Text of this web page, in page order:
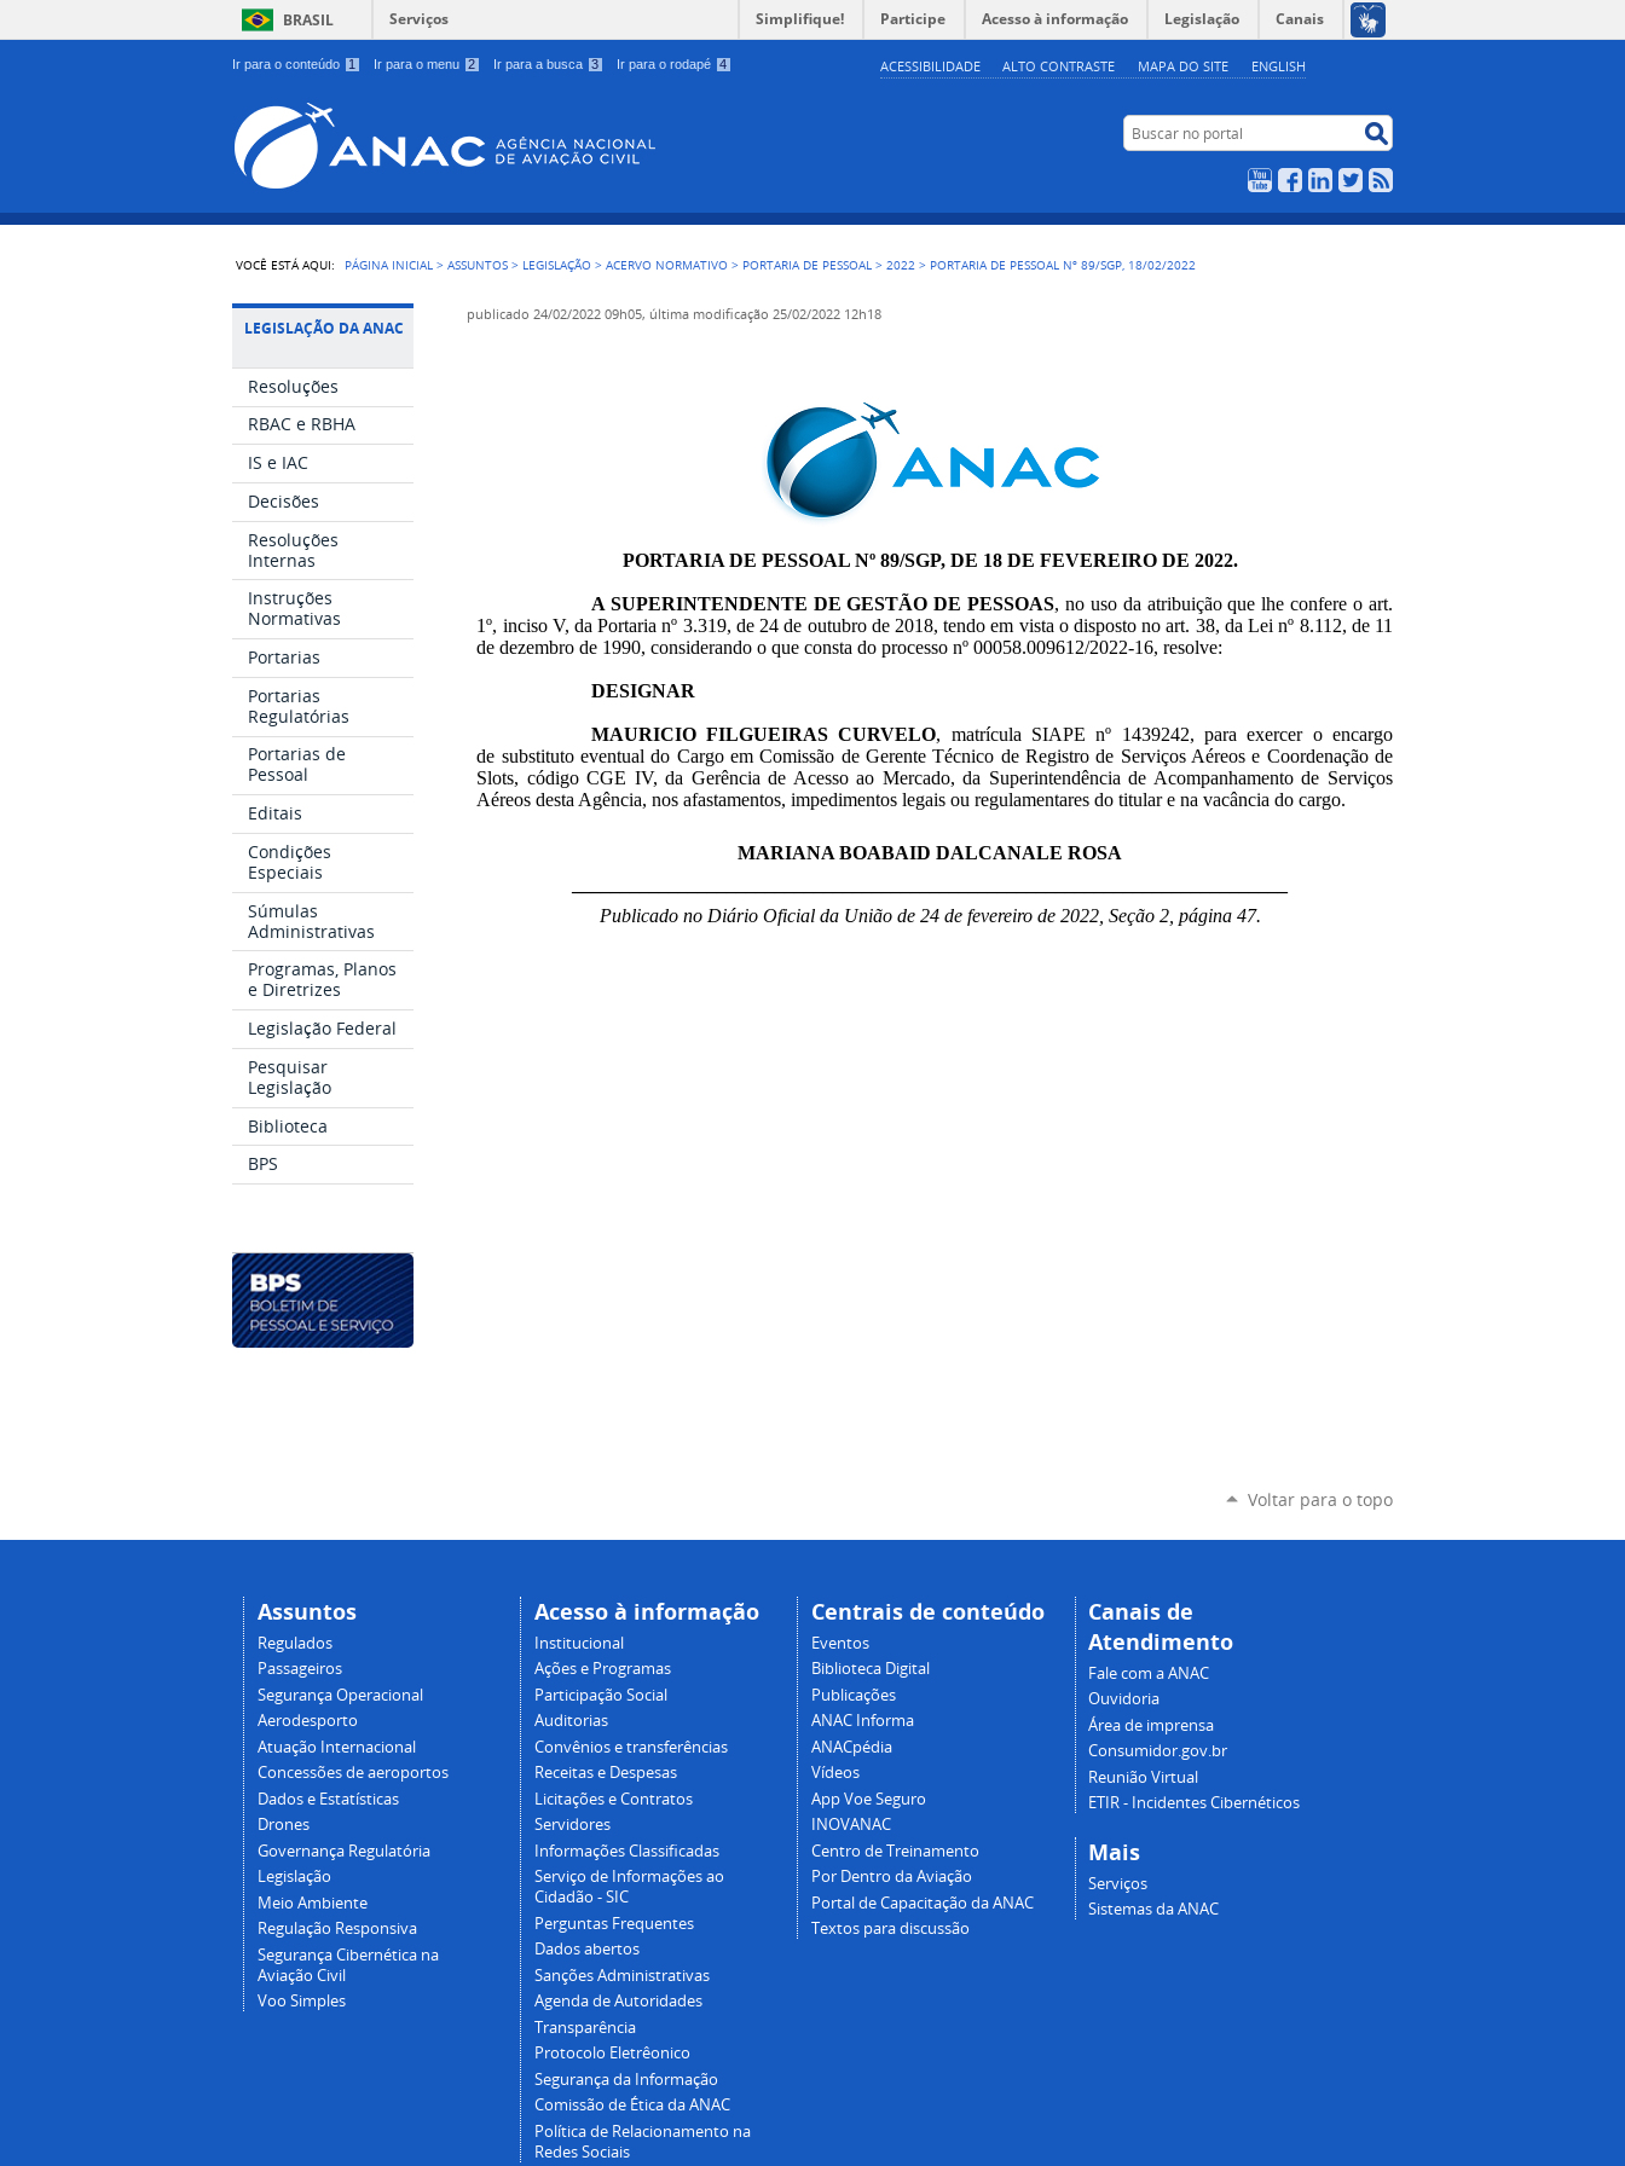
Ir para o conteúdo 1 Ir para o menu 2 Ir para a busca 3 Ir para o rodapé 4 ACESSIBILIDADE ALTO CONTRASTE MAPA DO SITE ENGLISH
BRASIL Serviços Simplifique! Participe Acesso à informação Legislação Canais
Buscar no portal
YouTubeFacebookLinkedIn
Twitter
VOCÊ ESTÁ AQUI: PÁGINA INICIAL >ASSUNTOS > LEGISLAÇÃO >ACERVO NORMATIVO > PORTARIA DE PESSOAL >2022 > PORTARIA DE PESSOAL Nº 89/SGP, 18/02/2022
LEGISLAÇÃO DA ANAC
Resoluções
RBAC e RBHA
IS e IAC
Decisões
Resoluções
Internas
Instruções
Normativas
Portarias
Portarias
Regulatórias
Portarias de
Pessoal
Editais
Condições
Especiais
Súmulas
Administrativas
Programas, Planos
e Diretrizes
Legislação Federal
Pesquisar
Legislação
Biblioteca
BPS
publicado 24/02/2022 09h05, última modificação 25/02/2022 12h18
PORTARIA DE PESSOAL Nº 89/SGP, DE 18 DE FEVEREIRO DE 2022.
A SUPERINTENDENTE DE GESTÃO DE PESSOAS, no uso da atribuição que lhe confere o art.
1º, inciso V, da Portaria nº 3.319, de 24 de outubro de 2018, tendo em vista o disposto no art. 38, da Lei nº 8.112, de 11
de dezembro de 1990, considerando o que consta do processo nº 00058.009612/2022-16, resolve:
DESIGNAR
MAURICIO FILGUEIRAS CURVELO, matrícula SIAPE nº 1439242, para exercer o encargo
de substituto eventual do Cargo em Comissão de Gerente Técnico de Registro de Serviços Aéreos e Coordenação de
Slots, código CGE IV, da Gerência de Acesso ao Mercado, da Superintendência de Acompanhamento de Serviços
Aéreos desta Agência, nos afastamentos, impedimentos legais ou regulamentares do titular e na vacância do cargo.
MARIANA BOABAID DALCANALE ROSA
Publicado no Diário Oficial da União de 24 de fevereiro de 2022, Seção 2, página 47.
Voltar para o topo
Assuntos
Regulados
Passageiros
Segurança Operacional
Aerodesporto
Atuação Internacional
Concessões de aeroportos
Dados e Estatísticas
Drones
Governança Regulatória
Legislação
Meio Ambiente
Regulação Responsiva
Segurança Cibernética na
Aviação Civil
Voo Simples
Acesso à informação
Institucional
Ações e Programas
Participação Social
Auditorias
Convênios e transferências
Receitas e Despesas
Licitações e Contratos
Servidores
Informações Classificadas
Serviço de Informações ao
Cidadão - SIC
Perguntas Frequentes
Dados abertos
Sanções Administrativas
Agenda de Autoridades
Transparência
Protocolo Eletrêonico
Segurança da Informação
Comissão de Ética da ANAC
Política de Relacionamento na
Redes Sociais
Centrais de conteúdo
Eventos
Biblioteca Digital
Publicações
ANAC Informa
ANACpédia
Vídeos
App Voe Seguro
INOVANAC
Centro de Treinamento
Por Dentro da Aviação
Portal de Capacitação da ANAC
Textos para discussão
Canais de
Atendimento
Fale com a ANAC
Ouvidoria
Área de imprensa
Consumidor.gov.br
Reunião Virtual
ETIR - Incidentes Cibernéticos
Mais
Serviços
Sistemas da ANAC